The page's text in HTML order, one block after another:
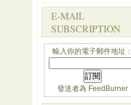
E-MAIL
SUBSCRIPTION
輸入你的電子郵件地址：
發送者為 FeedBurner